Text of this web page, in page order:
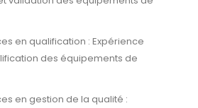
en qualification : Expérience
des équipements de
en gestion de la qualité :